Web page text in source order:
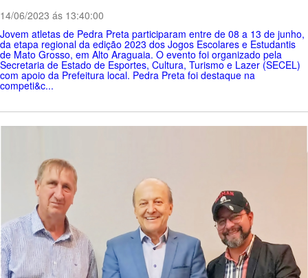
14/06/2023 ás 13:40:00
Jovem atletas de Pedra Preta participaram entre de 08 a 13 de junho,
da etapa regional da edição 2023 dos Jogos Escolares e Estudantis
de Mato Grosso, em Alto Araguaia. O evento foi organizado pela
Secretaria de Estado de Esportes, Cultura, Turismo e Lazer (SECEL)
com apoio da Prefeitura local. Pedra Preta foi destaque na
competi&c...